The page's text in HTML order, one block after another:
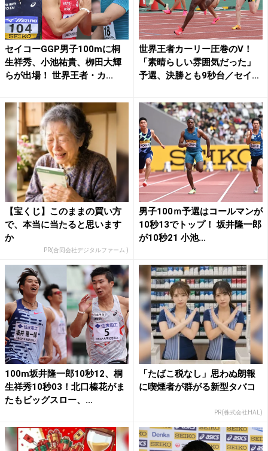
セイコーGGP男子100mに桐
生祥秀、小池祐貴、栁田大輝
らが出場！ 世界王者・カ...
世界王者カーリー圧巻のV！
「素晴らしい雰囲気だった」
予選、決勝とも9秒台／セイ
【宝くじ】このままの買い方
で、本当に当たると思います
か
PR(合同会社デジタルファーム )
男子100ｍ予選はコールマンが
10秒13でトップ！ 坂井隆一郎
が10秒21 小池...
100m坂井隆一郎10秒12、桐
生祥秀10秒03！北口榛花がま
たもビッグスロー、...
「たばこ税なし」思わぬ朗報
に喫煙者が群がる新型タバコ
PR(株式会社HAL)